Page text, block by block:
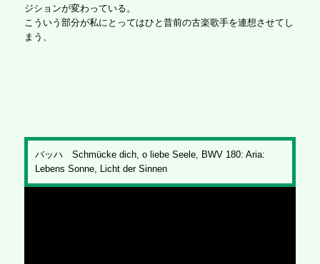
ジションが変わっている。
こういう部分が私にとってはひと昔前の古楽歌手を連想させてし
まう、
バッハ Schmücke dich, o liebe Seele, BWV 180: Aria:
Lebens Sonne, Licht der Sinnen